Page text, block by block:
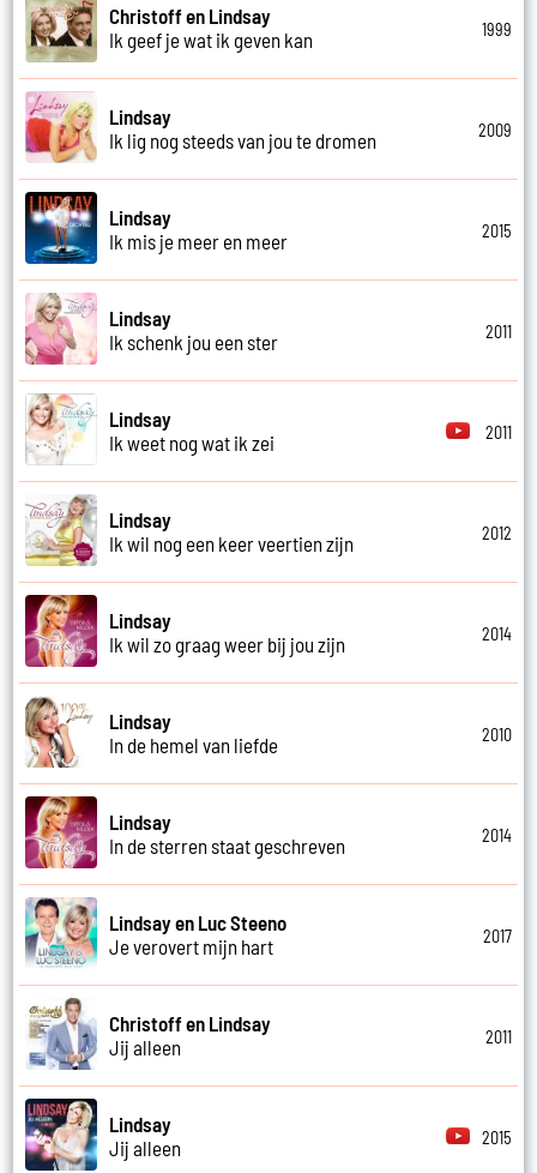
Christoff en Lindsay
Ik geef je wat ik geven kan
1999
Lindsay
Ik lig nog steeds van jou te dromen
2009
Lindsay
Ik mis je meer en meer
2015
Lindsay
Ik schenk jou een ster
2011
Lindsay
Ik weet nog wat ik zei
2011
Lindsay
Ik wil nog een keer veertien zijn
2012
Lindsay
Ik wil zo graag weer bij jou zijn
2014
Lindsay
In de hemel van liefde
2010
Lindsay
In de sterren staat geschreven
2014
Lindsay en Luc Steeno
Je verovert mijn hart
2017
Christoff en Lindsay
Jij alleen
2011
Lindsay
Jij alleen
2015